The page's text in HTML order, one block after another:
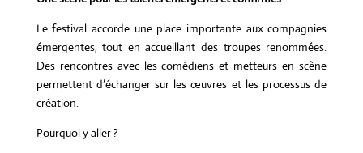
Le festival accorde une place importante aux compagnies
émergentes, tout en accueillant des troupes renommées.
Des rencontres avec les comédiens et metteurs en scène
permettent d’échanger sur les œuvres et les processus de
création.
Pourquoi y aller ?